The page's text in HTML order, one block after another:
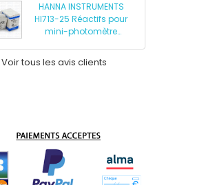
HANNA INSTRUMENTS
HI713-25 Réactifs pour
mini-photomètre
Voir tous les avis clients